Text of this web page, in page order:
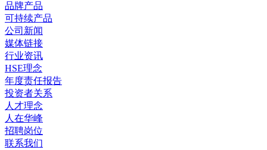
品牌产品
可持续产品
公司新闻
媒体链接
行业资讯
HSE理念
年度责任报告
投资者关系
人才理念
人在华峰
招聘岗位
联系我们